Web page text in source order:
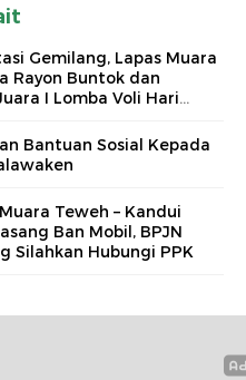
Gemilang, Lapas Muara
Rayon Buntok dan
I Lomba Voli Hari
Bantuan Sosial Kepada
Teweh – Kandui
Ban Mobil, BPJN
Silahkan Hubungi PPK